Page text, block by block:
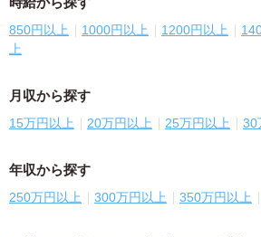
850円以上 1000円以上 1200円以上
上
月収から探す
15万円以上 20万円以上 25万円以上 30
年収から探す
250万円以上 300万円以上 350万円以上